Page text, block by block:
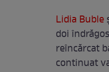
Lidia Buble
doi
reîncărcat
continuat